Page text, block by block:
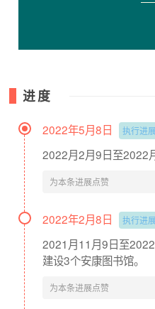
进度
2022年5月8日 执行进
2022月2月9日至2022
为本条进展点赞
2022年2月8日 执行进
2021月11月9日至
建设3个安康图书馆。
为本条进展点赞